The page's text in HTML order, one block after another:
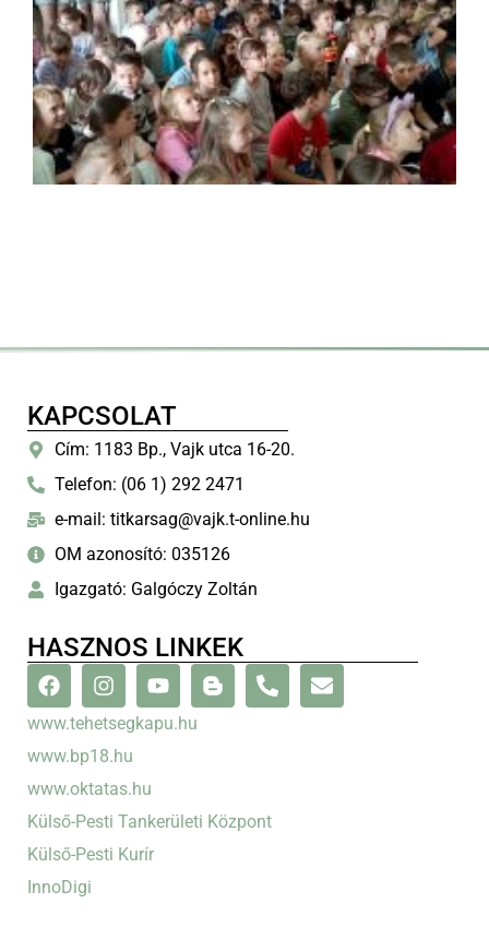
KAPCSOLAT
Cím: 1183 Bp., Vajk utca 16-20.
Telefon: (06 1) 292 2471
e-mail: titkarsag@vajk.t-online.hu
OM azonosító: 035126
Igazgató: Galgóczy Zoltán
HASZNOS LINKEK
www.tehetsegkapu.hu
www.bp18.hu
www.oktatas.hu
Külső-Pesti Tankerületi Központ
Külső-Pesti Kurír
InnoDigi